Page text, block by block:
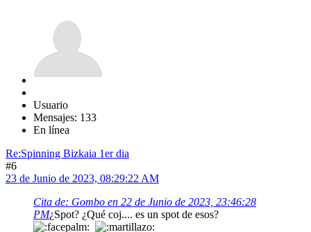
Usuario
Mensajes: 133
En línea
Re:Spinning Bizkaia 1er dia
#6
23 de Junio de 2023, 08:29:22 AM
Cita de: Gombo en 22 de Junio de 2023, 23:46:28
PM¿Spot? ¿Qué coj.... es un spot de esos?